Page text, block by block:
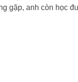
gặp, anh còn học